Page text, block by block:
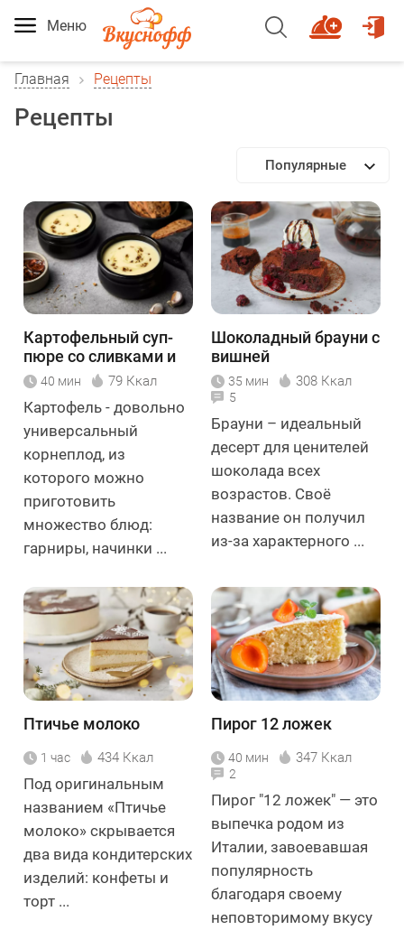
Меню
Главная Рецепты
Рецепты
Популярные
Картофельный суп-
пюре со сливками и
кумином
40 мин 79 Ккал
Картофель - довольно
универсальный
корнеплод, из
которого можно
приготовить
множество блюд:
гарниры, начинки ...
Шоколадный брауни с
вишней
35 мин 308 Ккал
5
Брауни – идеальный
десерт для ценителей
шоколада всех
возрастов. Своё
название он получил
из-за характерного ...
Птичье молоко
1 час 434 Ккал
Под оригинальным
названием «Птичье
молоко» скрывается
два вида кондитерских
изделий: конфеты и
торт ...
Пирог 12 ложек
40 мин 347 Ккал
2
Пирог "12 ложек" — это
выпечка родом из
Италии, завоевавшая
популярность
благодаря своему
неповторимому вкусу